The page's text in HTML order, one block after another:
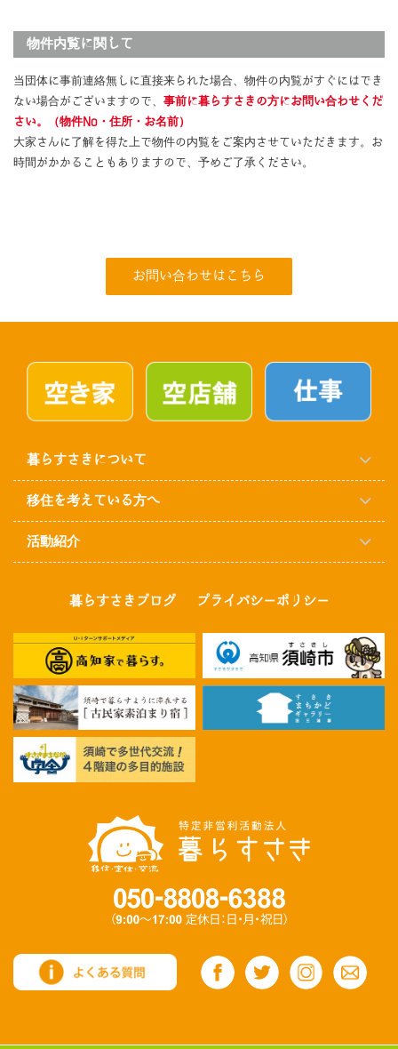
物件内覧に関して
当団体に事前連絡無しに直接来られた場合、物件の内覧がすぐにはでき
ない場合がございますので、 事前に暮らすさきの方にお問い合わせくだ
さい。（物件No・住所・お名前）
大家さんに了解を得た上で物件の内覧をご案内させていただきます。お
時間がかかることもありますので、予めご了承ください。
お問い合わせはこちら
暮らすさきについて
移住を考えている方へ
活動紹介
暮らすさきブログ プライバシーポリシー